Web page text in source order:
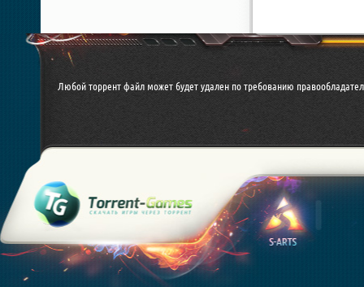
Любой торрент файл может будет удален по требованию